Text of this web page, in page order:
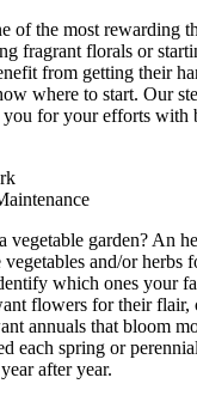
of the most rewarding
fragrant florals or
from getting their
where to start. Our
you for your efforts with
vegetable garden? An
and/or herbs
which ones your
flowers for their flair,
annuals that bloom
each spring or
after year.